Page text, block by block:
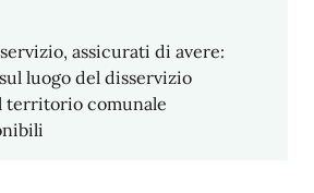
assicurati di avere:
luogo del disservizio
territorio comunale